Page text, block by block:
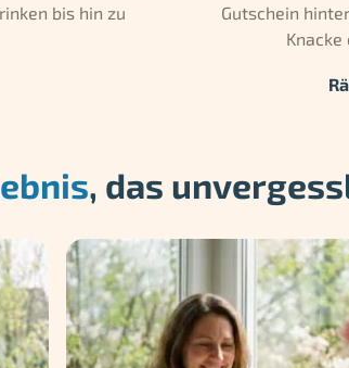
bis hin zu
Gutschein
Knacke
, das